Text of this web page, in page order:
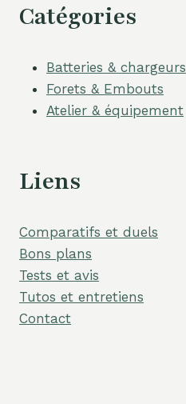
Catégories
Batteries & chargeurs
Forets & Embouts
Atelier & équipement
Liens
Comparatifs et duels
Bons plans
Tests et avis
Tutos et entretiens
Contact